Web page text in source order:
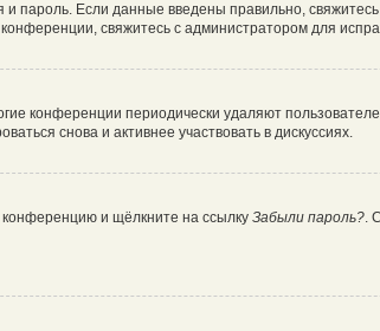
пароль. Если данные введены правильно,
свяжитесь с администратором для
конференции периодически удаляют
снова и активнее участвовать в дискуссиях.
конференцию и щёлкните на ссылку Забыли пароль?.